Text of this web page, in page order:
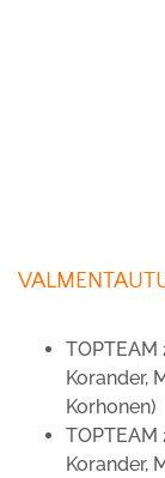
Korander,
Korhonen)
Korander,